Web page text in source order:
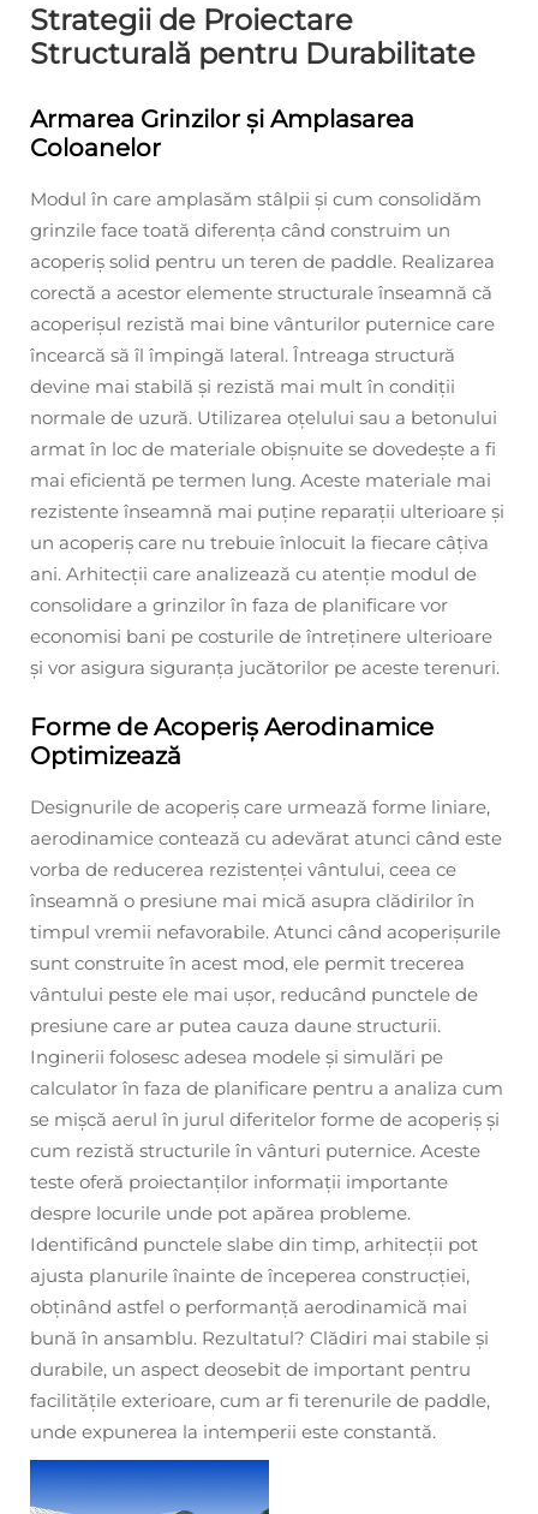
Strategii de Proiectare
Structurală pentru Durabilitate
Armarea Grinzilor și Amplasarea
Coloanelor
Modul în care amplasăm stâlpii și cum consolidăm
grinzile face toată diferența când construim un
acoperiș solid pentru un teren de paddle. Realizarea
corectă a acestor elemente structurale înseamnă că
acoperișul rezistă mai bine vânturilor puternice care
încearcă să îl împingă lateral. Întreaga structură
devine mai stabilă și rezistă mai mult în condiții
normale de uzură. Utilizarea oțelului sau a betonului
armat în loc de materiale obișnuite se dovedește a fi
mai eficientă pe termen lung. Aceste materiale mai
rezistente înseamnă mai puține reparații ulterioare și
un acoperiș care nu trebuie înlocuit la fiecare câțiva
ani. Arhitecții care analizează cu atenție modul de
consolidare a grinzilor în faza de planificare vor
economisi bani pe costurile de întreținere ulterioare
și vor asigura siguranța jucătorilor pe aceste terenuri.
Forme de Acoperiș Aerodinamice
Optimizează
Designurile de acoperiș care urmează forme liniare,
aerodinamice contează cu adevărat atunci când este
vorba de reducerea rezistenței vântului, ceea ce
înseamnă o presiune mai mică asupra clădirilor în
timpul vremii nefavorabile. Atunci când acoperișurile
sunt construite în acest mod, ele permit trecerea
vântului peste ele mai ușor, reducând punctele de
presiune care ar putea cauza daune structurii.
Inginerii folosesc adesea modele și simulări pe
calculator în faza de planificare pentru a analiza cum
se mișcă aerul în jurul diferitelor forme de acoperiș și
cum rezistă structurile în vânturi puternice. Aceste
teste oferă proiectanților informații importante
despre locurile unde pot apărea probleme.
Identificând punctele slabe din timp, arhitecții pot
ajusta planurile înainte de începerea construcției,
obținând astfel o performanță aerodinamică mai
bună în ansamblu. Rezultatul? Clădiri mai stabile și
durabile, un aspect deosebit de important pentru
facilitățile exterioare, cum ar fi terenurile de paddle,
unde expunerea la intemperii este constantă.